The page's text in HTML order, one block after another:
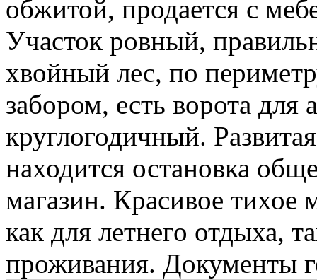
обжитой, продается с
Участок ровный,
хвойный лес, по
забором, есть ворота для
круглогодичный.
находится остановка
магазин. Красивое тихое
как для летнего отдыха,
проживания. Документы